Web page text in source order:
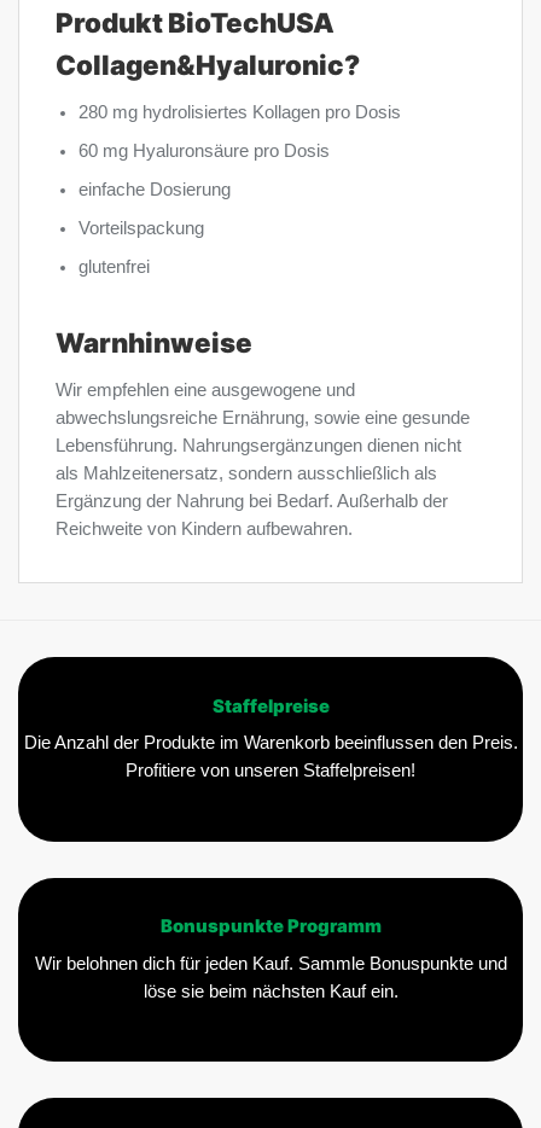
Produkt BioTechUSA
Collagen&Hyaluronic?
280 mg hydrolisiertes Kollagen pro Dosis
60 mg Hyaluronsäure pro Dosis
einfache Dosierung
Vorteilspackung
glutenfrei
Warnhinweise
Wir empfehlen eine ausgewogene und
abwechslungsreiche Ernährung, sowie eine gesunde
Lebensführung. Nahrungsergänzungen dienen nicht
als Mahlzeitenersatz, sondern ausschließlich als
Ergänzung der Nahrung bei Bedarf. Außerhalb der
Reichweite von Kindern aufbewahren.
Staffelpreise
Die Anzahl der Produkte im Warenkorb beeinflussen den Preis.
Profitiere von unseren Staffelpreisen!
Bonuspunkte Programm
Wir belohnen dich für jeden Kauf. Sammle Bonuspunkte und
löse sie beim nächsten Kauf ein.